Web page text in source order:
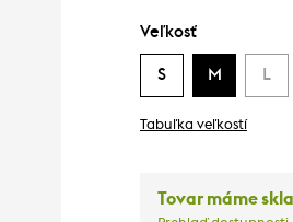
Veľkosť
S M L
Tabuľka veľkostí
Tovar máme